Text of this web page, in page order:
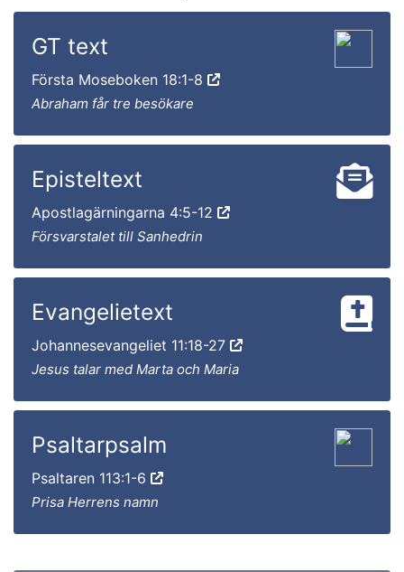
GT text
Första Moseboken 18:1-8
Abraham får tre besökare
Episteltext
Apostlagärningarna 4:5-12
Försvarstalet till Sanhedrin
Evangelietext
Johannesevangeliet 11:18-27
Jesus talar med Marta och Maria
Psaltarpsalm
Psaltaren 113:1-6
Prisa Herrens namn